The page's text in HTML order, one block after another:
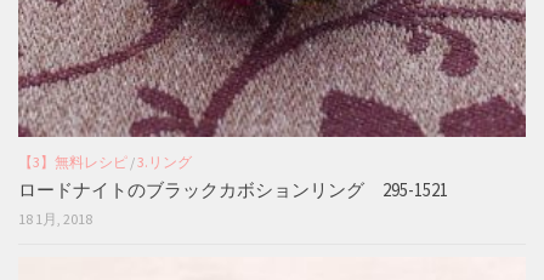
【3】無料レシピ /3.リング
ロードナイトのブラックカボションリング 295-1521
18 1月, 2018